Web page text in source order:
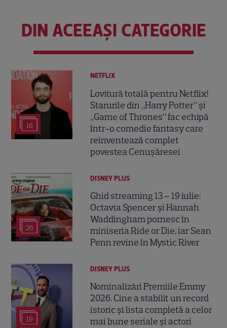
DIN ACEEAȘI CATEGORIE
16
NETFLIX
Lovitură totală pentru Netflix!
Starurile din „Harry Potter” și
„Game of Thrones” fac echipă
într-o comedie fantasy care
reinventează complet
povestea Cenușăresei
26
DISNEY PLUS
Ghid streaming 13 – 19 iulie:
Octavia Spencer și Hannah
Waddingham pornesc în
miniseria Ride or Die, iar Sean
Penn revine în Mystic River
19
DISNEY PLUS
Nominalizări Premiile Emmy
2026. Cine a stabilit un record
istoric și lista completă a celor
mai bune seriale și actori